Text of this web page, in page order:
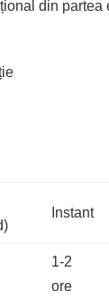
din partea
Instant
1-2
ore